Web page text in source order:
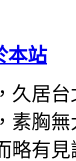
本站
久居
素胸
略有